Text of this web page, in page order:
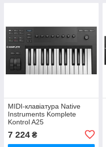
MIDI-клавіатура Native
Instruments Komplete
Kontrol A25
7 224 ₴